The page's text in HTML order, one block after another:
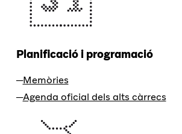
Planificació i programació
Memòries
Agenda oficial dels alts càrrecs